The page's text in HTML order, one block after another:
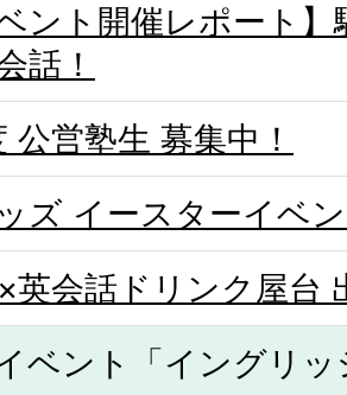
ベント開催レポート
話！
営塾生 募集中！
ズ イースターイベ
英会話ドリンク屋台
ベント「イングリ